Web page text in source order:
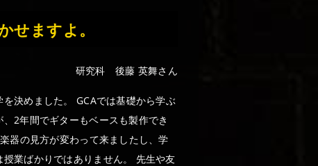
せますよ。
研究科 後藤 英舞さん
決めました。 GCAでは基礎から学ぶ
2年間でギターもベースも製作でき
器の見方が変わって来ましたし、学
業ばかりではありません。 先生や友